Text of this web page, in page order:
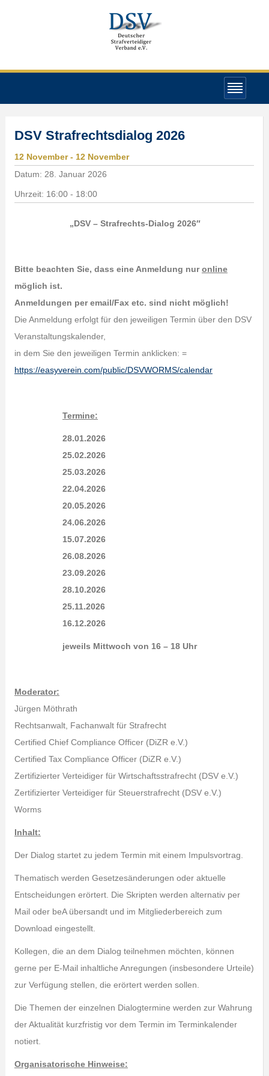
DSV Strafrechtsdialog 2026
12 November - 12 November
Datum: 28. Januar 2026
Uhrzeit: 16:00 - 18:00
„DSV – Strafrechts-Dialog 2026″
Bitte beachten Sie, dass eine Anmeldung nuronline
möglich ist.
Anmeldungen per email/Fax etc. sind nicht möglich!
Die Anmeldung erfolgt für den jeweiligen Termin über den DSV
Veranstaltungskalender,
in dem Sie den jeweiligen Termin anklicken: =
https://easyverein.com/public/DSVWORMS/calendar
Termine:
28.01.2026
25.02.2026
25.03.2026
22.04.2026
20.05.2026
24.06.2026
15.07.2026
26.08.2026
23.09.2026
28.10.2026
25.11.2026
16.12.2026
jeweils Mittwoch von 16 – 18 Uhr
Moderator:
Jürgen Möthrath
Rechtsanwalt, Fachanwalt für Strafrecht
Certified Chief Compliance Officer (DiZR e.V.)
Certified Tax Compliance Officer (DiZR e.V.)
Zertifizierter Verteidiger für Wirtschaftsstrafrecht (DSV e.V.)
Zertifizierter Verteidiger für Steuerstrafrecht (DSV e.V.)
Worms
Inhalt:
Der Dialog startet zu jedem Termin mit einem Impulsvortrag.
Thematisch werden Gesetzesänderungen oder aktuelle
Entscheidungen erörtert. Die Skripten werden alternativ per
Mail oder beA übersandt und im Mitgliederbereich zum
Download eingestellt.
Kollegen, die an dem Dialog teilnehmen möchten, können
gerne per E-Mail inhaltliche Anregungen (insbesondere Urteile)
zur Verfügung stellen, die erörtert werden sollen.
Die Themen der einzelnen Dialogtermine werden zur Wahrung
der Aktualität kurzfristig vor dem Termin im Terminkalender
notiert.
Organisatorische Hinweise: